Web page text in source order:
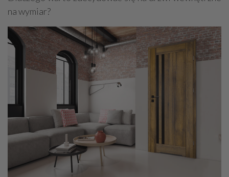
na wymiar?